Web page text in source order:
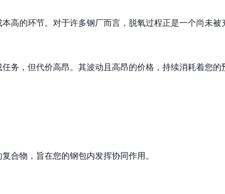
的环节。对于许多钢厂而言，脱氧过程正是一个尚未被
任务，但代价高昂。其波动且高昂的价格，持续消耗着您的
合物，旨在您的钢包内发挥协同作用。